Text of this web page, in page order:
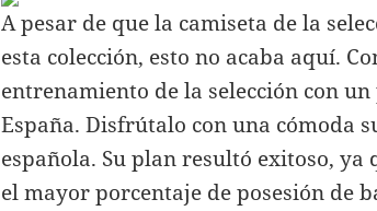
A pesar de que la camiseta de la
esta colección, esto no acaba aquí.
entrenamiento de la selección con
España. Disfrútalo con una cómoda
española. Su plan resultó exitoso,
el mayor porcentaje de posesión de